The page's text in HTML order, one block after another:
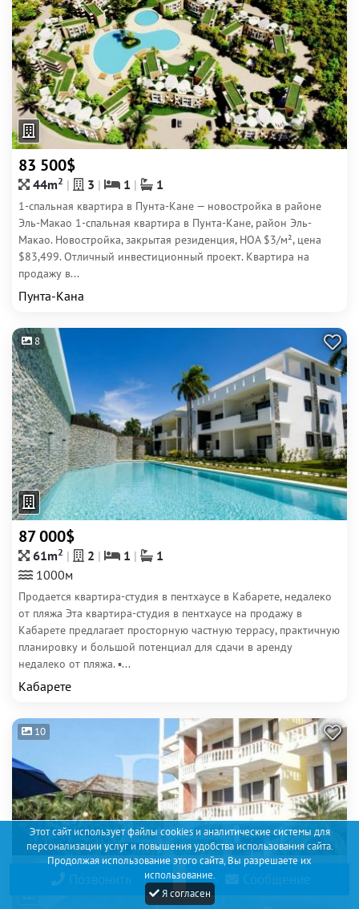
Этот сайт использует файлы cookies и аналитические системы для
персонализации услуг и повышения удобства использования сайта.
Продолжая использование этого сайта, Вы разрешаете их
использование.
Я согласен
83 500$
44m2 3 1 1
1-спальная квартира в Пунта-Кане — новостройка в районе
Эль-Макао 1-спальная квартира в Пунта-Кане, район Эль-
Макао. Новостройка, закрытая резиденция, HOA $3/м², цена
$83,499. Отличный инвестиционный проект. Квартира на
продажу в...
Пунта-Кана
8
87 000$
61m2 2 1
1
1000м
Продается квартира-студия в пентхаусе в Кабарете, недалеко
от пляжа Эта квартира-студия в пентхаусе на продажу в
Кабарете предлагает просторную частную террасу, практичную
планировку и большой потенциал для сдачи в аренду
недалеко от пляжа. ▪...
Кабарете
10
Позвонить Сообщение